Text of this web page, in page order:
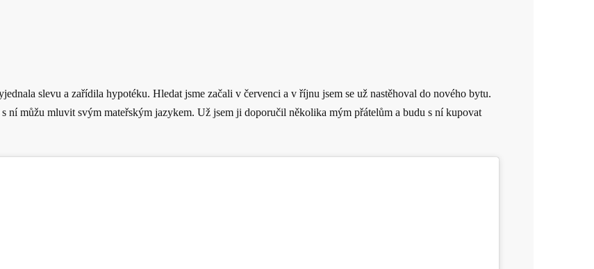
slevu a zařídila hypotéku. Hledat jsme začali v červenci a v říjnu jsem se už nastěhoval do nového bytu.
ní můžu mluvit svým mateřským jazykem. Už jsem ji doporučil několika mým přátelům a budu s ní kupovat